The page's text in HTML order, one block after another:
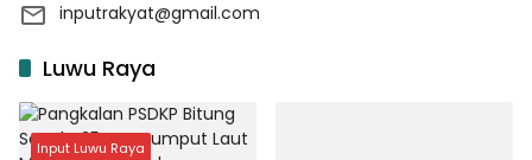
inputrakyat@gmail.com
Luwu Raya
Input Luwu Raya